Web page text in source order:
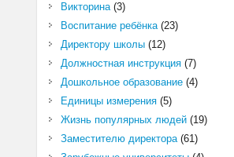
Викторина(3)
Воспитание ребёнка(23)
Директору школы(12)
Должностная инструкция(7)
Дошкольное образование(4)
Единицы измерения(5)
Жизнь популярных людей(19)
Заместителю директора(61)